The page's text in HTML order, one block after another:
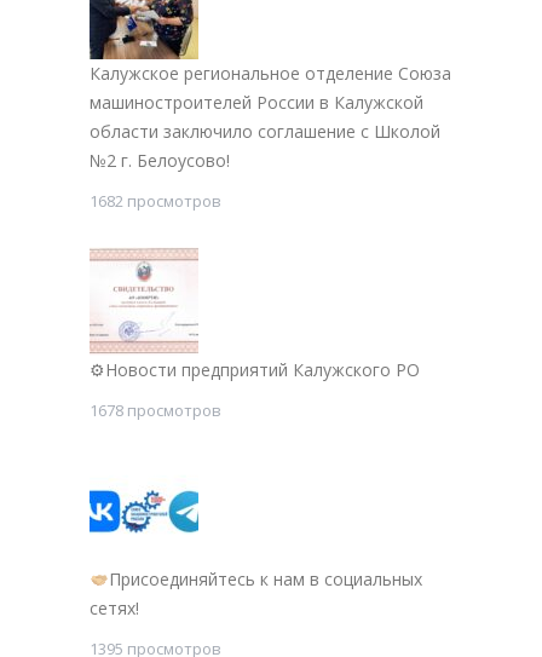
Калужское региональное отделение Союза
машиностроителей России в Калужской
области заключило соглашение с Школой
№2 г. Белоусово!
1682 просмотров
⚙Новости предприятий Калужского РО
1678 просмотров
Присоединяйтесь к нам в социальных
сетях!
1395 просмотров